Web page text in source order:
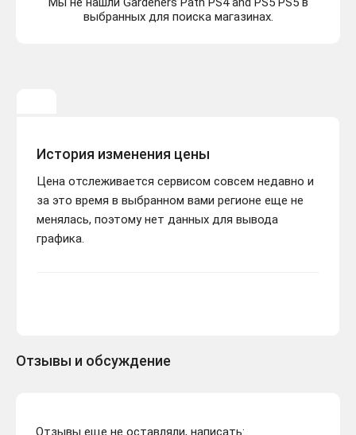
выбранных для поиска магазинах.
История изменения цены
Цена отслеживается сервисом совсем недавно и
за это время в выбранном вами регионе еще не
менялась, поэтому нет данных для вывода
графика.
Отзывы и обсуждение
Отзывы еще не оставляли, написать: